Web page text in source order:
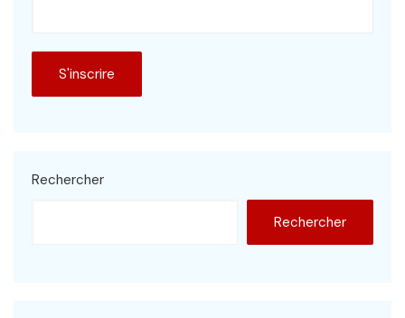
Rechercher
Rechercher